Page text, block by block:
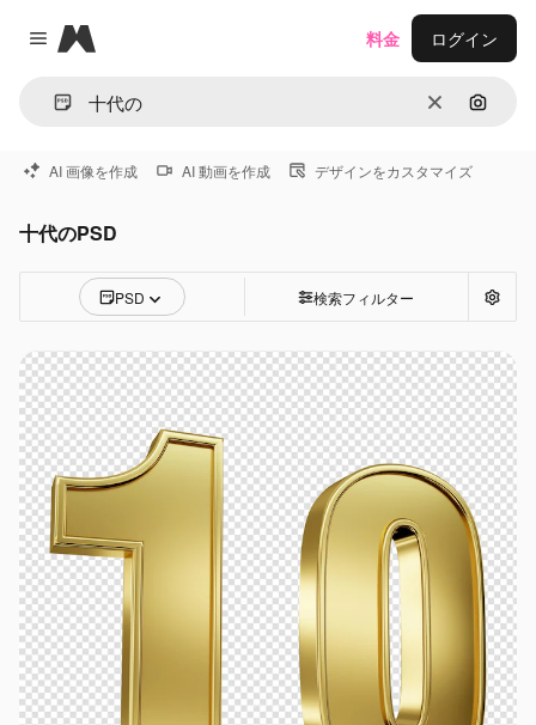
Close menu
Magnific
消去 画像で
料金 ログイン
AI 画像を作成 AI 動画を作成 デザインをカスタマイズ
十代のPSD
PSD 検索フィルター